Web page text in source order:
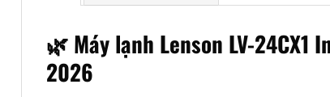
🌿 Máy lạnh Lenson LV-24CX1
2026